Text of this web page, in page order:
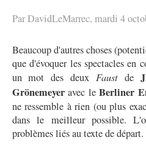
Par DavidLeMarrec, mardi 4
Beaucoup d'autres choses
que d'évoquer les spectacles
un mot des deux Faustde
Grönemeyeravec leBerliner
ne ressemble à rien (ou plus
dans le meilleur possible.
problèmes liés au texte de départ.